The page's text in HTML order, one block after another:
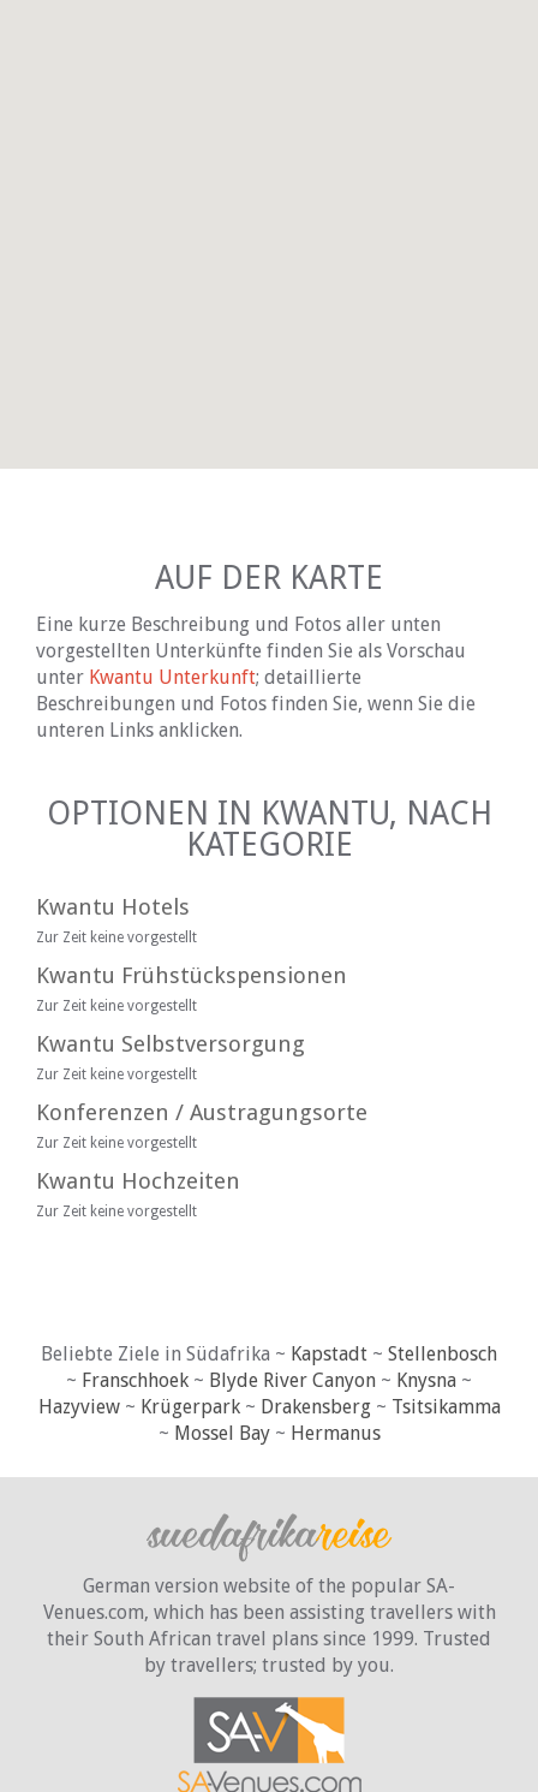
AUF DER KARTE
Eine kurze Beschreibung und Fotos aller unten
vorgestellten Unterkünfte finden Sie als Vorschau
unter Kwantu Unterkunft; detaillierte
Beschreibungen und Fotos finden Sie, wenn Sie die
unteren Links anklicken.
OPTIONEN IN KWANTU, NACH
KATEGORIE
Kwantu Hotels
Zur Zeit keine vorgestellt
Kwantu Frühstückspensionen
Zur Zeit keine vorgestellt
Kwantu Selbstversorgung
Zur Zeit keine vorgestellt
Konferenzen / Austragungsorte
Zur Zeit keine vorgestellt
Kwantu Hochzeiten
Zur Zeit keine vorgestellt
Beliebte Ziele in Südafrika ~ Kapstadt ~ Stellenbosch
~ Franschhoek ~ Blyde River Canyon ~ Knysna ~
Hazyview~ Krügerpark~ Drakensberg~ Tsitsikamma
~ Mossel Bay~ Hermanus
German version website of the popular SA-
Venues.com, which has been assisting travellers with
their South African travel plans since 1999. Trusted
by travellers; trusted by you.